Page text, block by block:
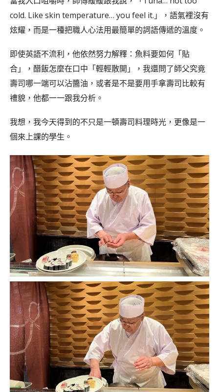
cold. Like skin temperature… you feel it.」，語氣裡沒有
炫耀，而是一種把職人心法用最簡單的詞語傳遞的溫度。
即使英語不流利，他依然努力解釋：魚料要如何「貼
合」，醋飯怎麼在口中「輕輕散開」，我還問了師父究竟
壽司哪一端可以沾醬油，或者是不是要用手拿壽司比較有
禮貌，他都一一跟我分析。
我想，我今天得到的不只是一頓壽司料理時光，更像是一
個來上課的學生。